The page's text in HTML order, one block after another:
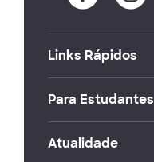
Links Rápidos
Para Estudantes
Atualidade